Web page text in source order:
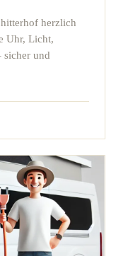
herzlich
Uhr, Licht,
sicher und